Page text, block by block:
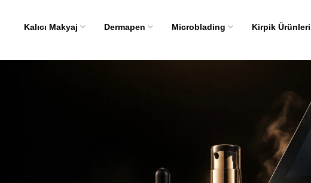
Kalıcı Makyaj Dermapen Microblading Kirpik Ürünleri